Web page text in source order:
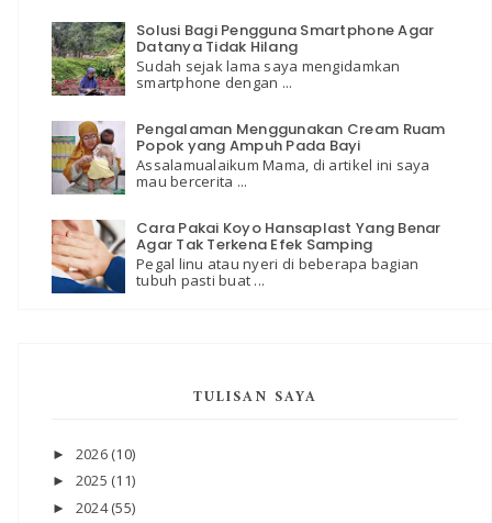
Solusi Bagi Pengguna Smartphone Agar
Datanya Tidak Hilang
Sudah sejak lama saya mengidamkan
smartphone dengan ...
Pengalaman Menggunakan Cream Ruam
Popok yang Ampuh Pada Bayi
Assalamualaikum Mama, di artikel ini saya
mau bercerita ...
Cara Pakai Koyo Hansaplast Yang Benar
Agar Tak Terkena Efek Samping
Pegal linu atau nyeri di beberapa bagian
tubuh pasti buat ...
TULISAN SAYA
► 2026 (10)
► 2025 (11)
► 2024(55)